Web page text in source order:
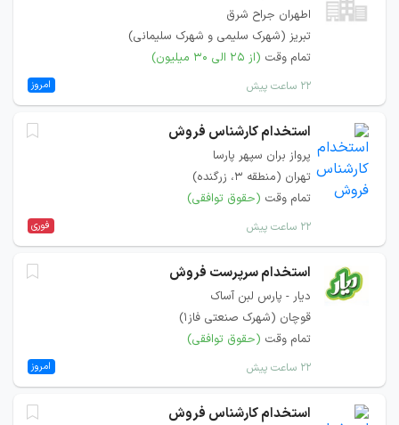
اطهران جراح شرق
تبریز (شهرک سلیمی و شهرک سلیمانی)
تمام وقت (از ۲۵ الی ۳۰ میلیون)
۲۲ ساعت پیش امروز
استخدام کارشناس فروش
پرواز بران سپهر پارسا
تهران (منطقه ۳، زرگنده)
تمام وقت (حقوق توافقی)
۲۲ ساعت پیش فوری
استخدام سرپرست فروش
دیار - پارس لبن آساک
قوچان (شهرک صنعتی فاز1)
تمام وقت (حقوق توافقی)
۲۲ ساعت پیش امروز
استخدام کارشناس فروش